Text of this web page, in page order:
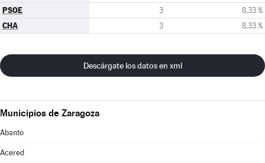
PSOE 3 8,33 %
CHA 3 8,33 %
Descárgate los datos en xml
Municipios de Zaragoza
Abanto
Acered